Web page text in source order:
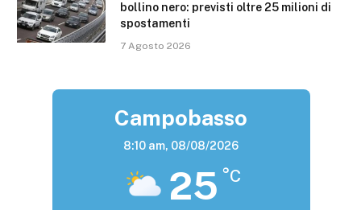
bollino nero: previsti oltre 25 milioni di
spostamenti
7 Agosto 2026
Campobasso
8:10 am, 08/08/2026
25 °C